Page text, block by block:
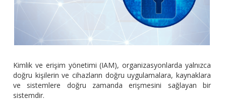
Kimlik ve erişim yönetimi (IAM), organizasyonlarda yalnızca
doğru kişilerin ve cihazların doğru uygulamalara, kaynaklara
ve sistemlere doğru zamanda erişmesini sağlayan bir
sistemdir.